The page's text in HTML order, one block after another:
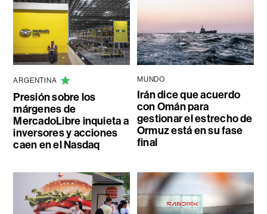
ARGENTINA
Presión sobre los
márgenes de
MercadoLibre inquieta a
inversores y acciones
caen en el Nasdaq
MUNDO
Irán dice que acuerdo
con Omán para
gestionar el estrecho de
Ormuz está en su fase
final